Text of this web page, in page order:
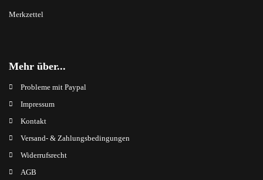
Merkzettel
Mehr über...
Probleme mit Paypal
Impressum
Kontakt
Versand- & Zahlungsbedingungen
Widerrufsrecht
AGB